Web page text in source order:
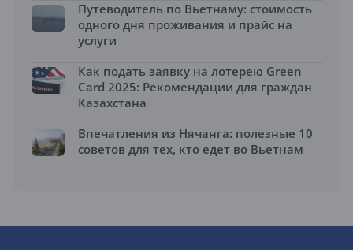
Путеводитель по Вьетнаму: стоимость
одного дня проживания и прайс на
услуги
Как подать заявку на лотерею Green
Card 2025: Рекомендации для граждан
Казахстана
Впечатления из Нячанга: полезные 10
советов для тех, кто едет во Вьетнам